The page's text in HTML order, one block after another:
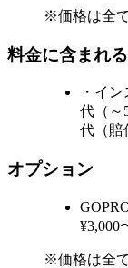
※価格は全
料金に含まれ
・イ
代（～
代（賠
オプション
¥3,000
※価格は全